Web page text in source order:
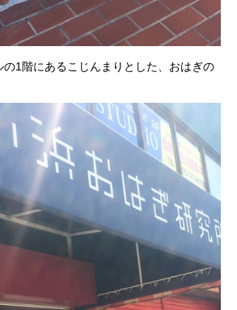
の1階にあるこじんまりとした、おはぎの